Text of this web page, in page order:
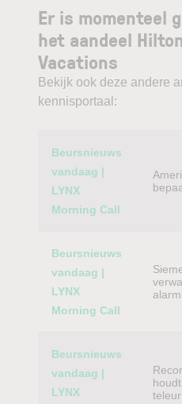
Er is momenteel
het aandeel
Vacations
Bekijk ook deze andere
kennisportaal:
Category
Beursnieuws
vandaag |
LYNX
Morning Call
Beursnieuws
vandaag |
LYNX
Morning Call
Beursnieuws
vandaag |
LYNX
teleur